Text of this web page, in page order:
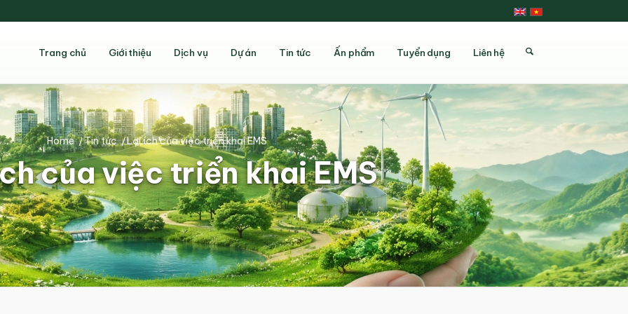
Trang chủ Giới thiệu Dịch vụ Dự án Tin tức Ấn phẩm Tuyển dụng Liên hệ
của việc triển khai EMS
Home /Tin tức /Lợi ích của việc triển khai EMS